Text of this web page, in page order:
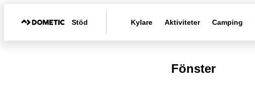
Stöd Kylare Aktiviteter Camping
Fönster